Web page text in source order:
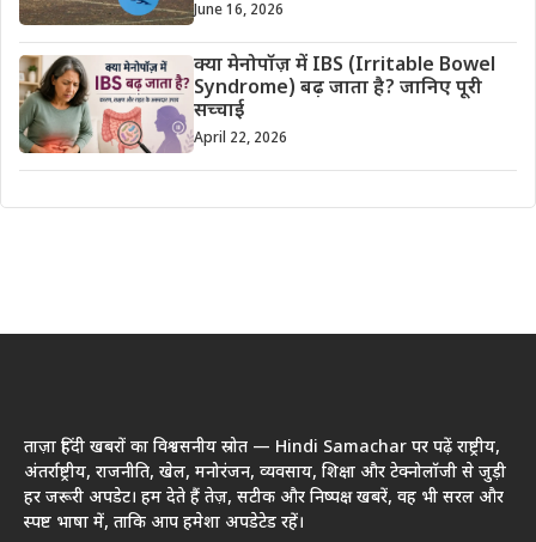
June 16, 2026
क्या मेनोपॉज़ में IBS (Irritable Bowel
Syndrome) बढ़ जाता है? जानिए पूरी
सच्चाई
April 22, 2026
ताज़ा हिंदी खबरों का विश्वसनीय स्रोत — Hindi Samachar पर पढ़ें राष्ट्रीय,
अंतर्राष्ट्रीय, राजनीति, खेल, मनोरंजन, व्यवसाय, शिक्षा और टेक्नोलॉजी से जुड़ी
हर जरूरी अपडेट। हम देते हैं तेज़, सटीक और निष्पक्ष खबरें, वह भी सरल और
स्पष्ट भाषा में, ताकि आप हमेशा अपडेटेड रहें।